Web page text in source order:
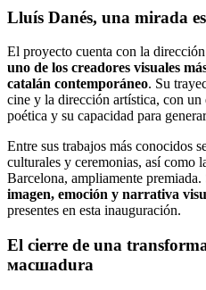
Lluís Danés, una mirada
El proyecto cuenta con la
uno de los creadores visuales
catalán contemporáneo. Su
cine y la dirección artística, con
poética y su capacidad para
Entre sus trabajos más conocidos
culturales y ceremonias, así como
Barcelona, ampliamente
imagen, emoción y narrativa
presentes en esta inauguración.
El cierre de una
масшadura